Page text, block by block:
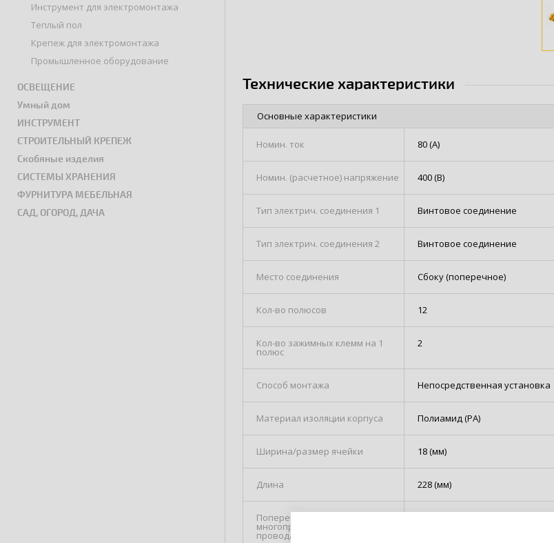
Инструмент для электромонтажа
Теплый пол
Крепеж для электромонтажа
Промышленное оборудование
ОСВЕЩЕНИЕ
Умный дом
ИНСТРУМЕНТ
СТРОИТЕЛЬНЫЙ КРЕПЕЖ
Скобяные изделия
СИСТЕМЫ ХРАНЕНИЯ
ФУРНИТУРА МЕБЕЛЬНАЯ
САД, ОГОРОД, ДАЧА
Технические характеристики
Основные характеристики
Номин. ток 80 (А)
Номин. (расчетное) напряжение 400 (В)
Тип электрич. соединения 1 Винтовое соединение
Тип электрич. соединения 2 Винтовое соединение
Место соединения Сбоку (поперечное)
Кол-во полюсов 12
Кол-во зажимных клемм на 1
полюс
2
Способ монтажа Непосредственная установка
Материал изоляции корпуса Полиамид (PA)
Ширина/размер ячейки 18 (мм)
Длина 228 (мм)
Поперечн. сечение подключ.
многопроволочного (гибкого)
провода, мм²